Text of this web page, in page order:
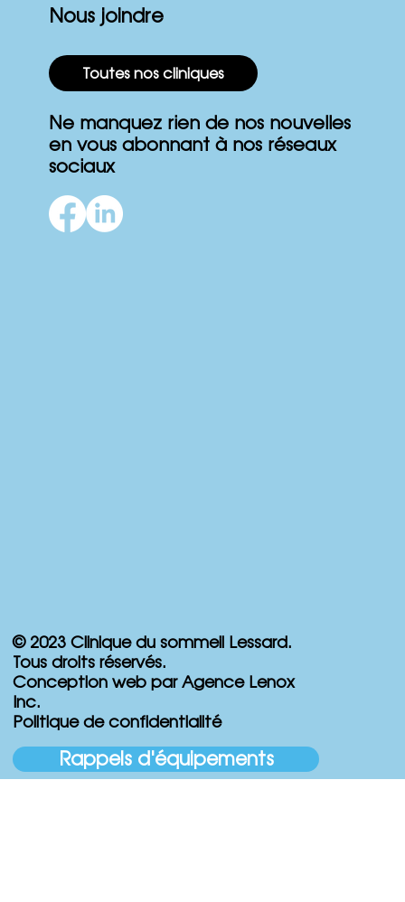
Nous joindre
Toutes nos cliniques
Ne manquez rien de nos nouvelles
en vous abonnant à nos réseaux
sociaux
© 2023 Clinique du sommeil Lessard.
Tous droits réservés.
Conception web par Agence Lenox
Inc.
Politique de confidentialité
Rappels d'équipements